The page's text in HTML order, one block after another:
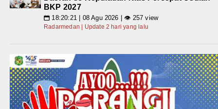
BKP 2027
📅 18:20:21 | 08 Agu 2026 | 👁 257 view
Radarmedan | Update 2 hari yang lalu